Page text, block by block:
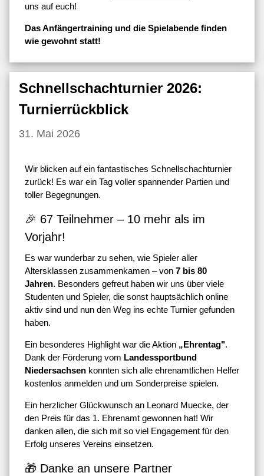
uns auf euch!
Das Anfängertraining und die Spielabende finden
wie gewohnt statt!
Schnellschachturnier 2026:
Turnierrückblick
31. Mai 2026
Wir blicken auf ein fantastisches Schnellschachturnier
zurück! Es war ein Tag voller spannender Partien und
toller Begegnungen.
🎉 67 Teilnehmer – 10 mehr als im
Vorjahr!
Es war wunderbar zu sehen, wie Spieler aller
Altersklassen zusammenkamen – von 7 bis 80
Jahren. Besonders gefreut haben wir uns über viele
Studenten und Spieler, die sonst hauptsächlich online
aktiv sind und nun den Weg ins echte Turnier gefunden
haben.
Ein besonderes Highlight war die Aktion „Ehrentag".
Dank der Förderung vom Landessportbund
Niedersachsen konnten sich alle ehrenamtlichen Helfer
kostenlos anmelden und um Sonderpreise spielen.
Ein herzlicher Glückwunsch an Leonard Muecke, der
den Preis für das 1. Ehrenamt gewonnen hat! Wir
danken allen, die sich mit so viel Engagement für den
Erfolg unseres Vereins einsetzen.
🎁 Danke an unsere Partner